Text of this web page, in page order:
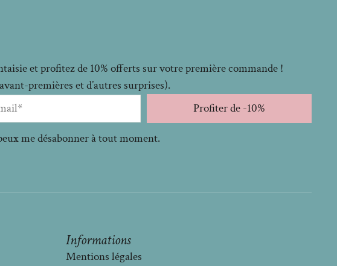
et profitez de 10% offerts sur votre première commande !
premières et d’autres surprises).
me désabonner à tout moment.
Profiter de -10%
Informations
Mentions légales